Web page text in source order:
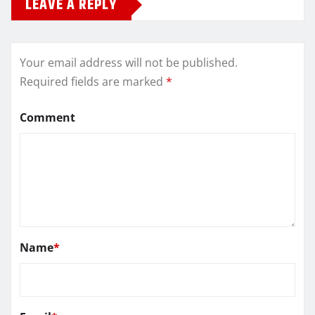
Your email address will not be published.
Required fields are marked *
Comment
Name*